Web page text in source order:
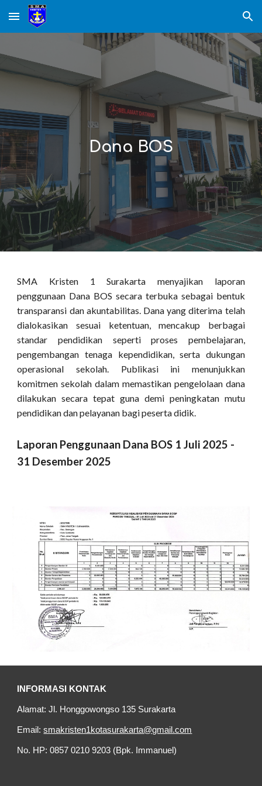
Skip to main content Skip to navigation
Dana BOS
SMA Kristen 1 Surakarta menyajikan laporan
penggunaan Dana BOS secara terbuka sebagai bentuk
transparansi dan akuntabilitas. Dana yang diterima telah
dialokasikan sesuai ketentuan, mencakup berbagai
standar pendidikan seperti proses pembelajaran,
pengembangan tenaga kependidikan, serta dukungan
operasional sekolah. Publikasi ini menunjukkan
komitmen sekolah dalam memastikan pengelolaan dana
dilakukan secara tepat guna demi peningkatan mutu
pendidikan dan pelayanan bagi peserta didik.
Laporan Penggunaan Dana BOS 1 Juli 2025 -
31 Desember 2025
INFORMASI KONTAK
Alamat: Jl. Honggowongso 135 Surakarta
Email:smakristen1kotasurakarta@gmail.com
No. HP: 0857 0210 9203 (Bpk. Immanuel)